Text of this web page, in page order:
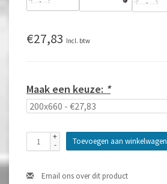
€27,83 Incl. btw
Maak een keuze: *
+
-
Toevoegen aan winkelwagen
Email ons over dit product